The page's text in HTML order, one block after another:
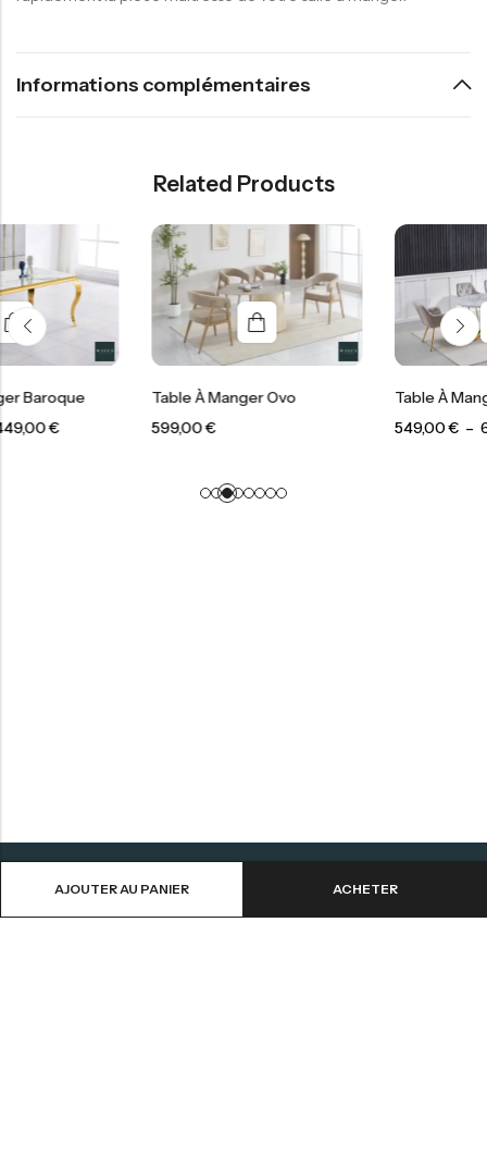
AJOUTER AU PANIER ACHETER
Informations complémentaires
Related Products
Table À Manger Ovo
Table À Manger Ophelia
649,00€